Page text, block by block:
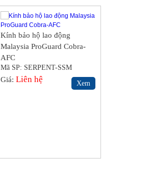
Kính bảo hộ lao động
Malaysia ProGuard Cobra-
AFC
Mã SP: SERPENT-SSM
Giá: Liên hệ Xem